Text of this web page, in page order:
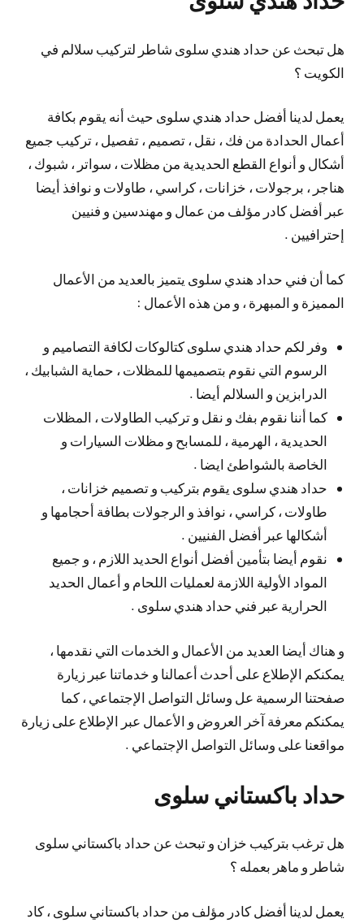
هل تبحث عن حداد هندي سلوى شاطر لتركيب سلالم في
الكويت ؟
يعمل لدينا أفضل حداد هندي سلوى حيث أنه يقوم بكافة
أعمال الحدادة من فك ، نقل ، تصميم ، تفصيل ، تركيب جميع
أشكال و أنواع القطع الحديدية من مظلات ، سواتر ، شبوك ،
هناجر ، برجولات ، خزانات ، كراسي ، طاولات و نوافذ أيضا
عبر أفضل كادر مؤلف من عمال و مهندسين و فنيين
إحترافيين .
كما أن فني حداد هندي سلوى يتميز بالعديد من الأعمال
المميزة و المبهرة ، و من هذه الأعمال :
وفر لكم حداد هندي سلوى كتالوكات لكافة التصاميم و
الرسوم التي نقوم بتصميمها للمظلات ، حماية الشبابيك ،
الدرابزين و السلالم أيضا .
كما أننا نقوم بفك و نقل و تركيب الطاولات ، المظلات
الحديدية ، الهرمية ، للمسابح و مظلات السيارات و
الخاصة بالشواطئ ايضا .
حداد هندي سلوى يقوم بتركيب و تصميم خزانات ،
طاولات ، كراسي ، نوافذ و الرجولات بطافة أحجامها و
أشكالها عبر أفضل الفنيين .
نقوم أيضا بتأمين أفضل أنواع الحديد اللازم ، و جميع
المواد الأولية اللازمة لعمليات اللحام و أعمال الحديد
الحرارية عبر فني حداد هندي سلوى .
و هناك أيضا العديد من الأعمال و الخدمات التي نقدمها ،
يمكنكم الإطلاع على أحدث أعمالنا و خدماتنا عبر زيارة
صفحتنا الرسمية عل وسائل التواصل الإجتماعي ، كما
يمكنكم معرفة آخر العروض و الأعمال عبر الإطلاع على زيارة
مواقعنا على وسائل التواصل الإجتماعي .
حداد باكستاني سلوى
هل ترغب بتركيب خزان و تبحث عن حداد باكستاني سلوى
شاطر و ماهر بعمله ؟
يعمل لدينا أفضل كادر مؤلف من حداد باكستاني سلوى ، كاد